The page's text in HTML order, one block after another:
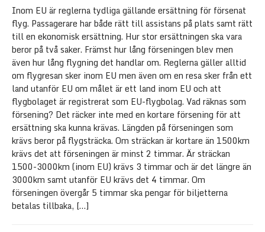
Inom EU är reglerna tydliga gällande ersättning för försenat
flyg. Passagerare har både rätt till assistans på plats samt rätt
till en ekonomisk ersättning. Hur stor ersättningen ska vara
beror på två saker. Främst hur lång förseningen blev men
även hur lång flygning det handlar om. Reglerna gäller alltid
om flygresan sker inom EU men även om en resa sker från ett
land utanför EU om målet är ett land inom EU och att
flygbolaget är registrerat som EU-flygbolag. Vad räknas som
försening? Det räcker inte med en kortare försening för att
ersättning ska kunna krävas. Längden på förseningen som
krävs beror på flygsträcka. Om sträckan är kortare än 1500km
krävs det att förseningen är minst 2 timmar. Är sträckan
1500-3000km (inom EU) krävs 3 timmar och är det längre än
3000km samt utanför EU krävs det 4 timmar. Om
förseningen övergår 5 timmar ska pengar för biljetterna
betalas tillbaka, […]